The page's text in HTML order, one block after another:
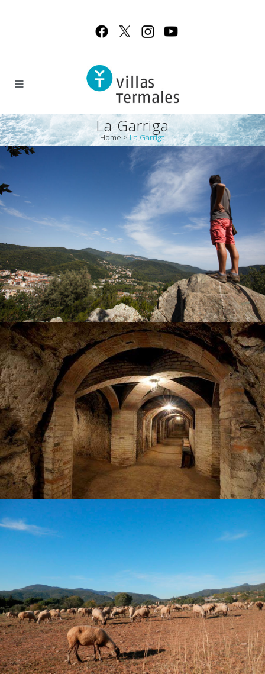
La Garriga
Home >La Garriga